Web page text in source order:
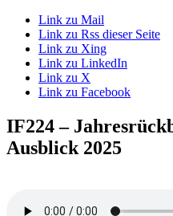
Link zu Mail
Link zu Rss dieser Seite
Link zu Xing
Link zu LinkedIn
Link zu X
Link zu Facebook
IF224 –
Ausblick 2025